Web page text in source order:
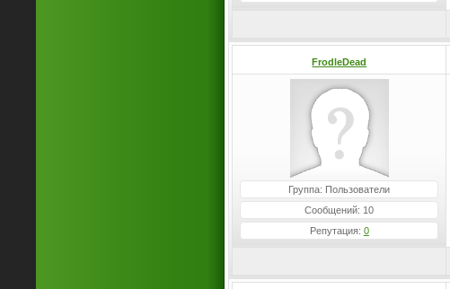
FrodleDead
Группа: Пользователи
Сообщений: 10
Репутация: 0